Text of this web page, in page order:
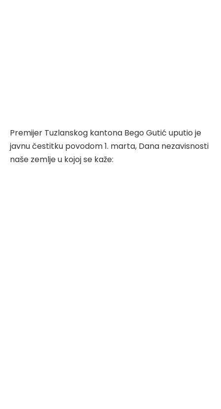
Premijer Tuzlanskog kantona Bego Gutić uputio je
javnu čestitku povodom 1. marta, Dana nezavisnosti
naše zemlje u kojoj se kaže: